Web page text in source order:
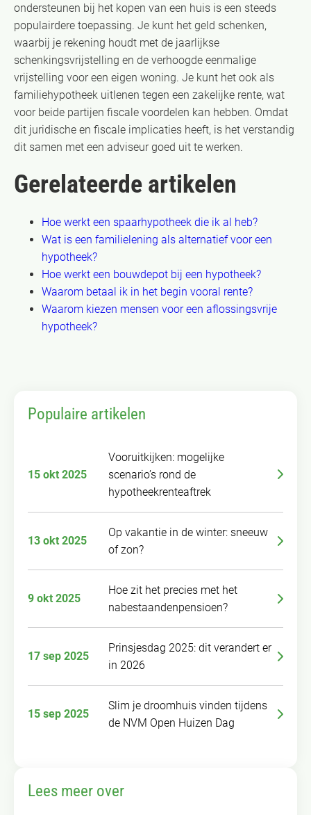
ondersteunen bij het kopen van een huis is een steeds
populairdere toepassing. Je kunt het geld schenken,
waarbij je rekening houdt met de jaarlijkse
schenkingsvrijstelling en de verhoogde eenmalige
vrijstelling voor een eigen woning. Je kunt het ook als
familiehypotheek uitlenen tegen een zakelijke rente, wat
voor beide partijen fiscale voordelen kan hebben. Omdat
dit juridische en fiscale implicaties heeft, is het verstandig
dit samen met een adviseur goed uit te werken.
Gerelateerde artikelen
Hoe werkt een spaarhypotheek die ik al heb?
Wat is een familielening als alternatief voor een
hypotheek?
Hoe werkt een bouwdepot bij een hypotheek?
Waarom betaal ik in het begin vooral rente?
Waarom kiezen mensen voor een aflossingsvrije
hypotheek?
Populaire artikelen
15 okt 2025
Vooruitkijken: mogelijke
scenario’s rond de
hypotheekrenteaftrek
13 okt 2025
Op vakantie in de winter: sneeuw
of zon?
9 okt 2025
Hoe zit het precies met het
nabestaandenpensioen?
17 sep 2025
Prinsjesdag 2025: dit verandert er
in 2026
15 sep 2025
Slim je droomhuis vinden tijdens
de NVM Open Huizen Dag
Lees meer over